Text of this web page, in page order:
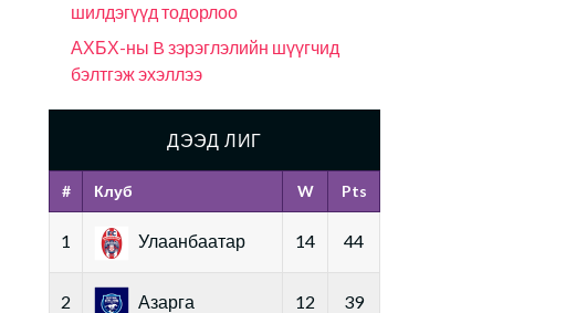
шилдэгүүд тодорлоо
АХБХ-ны B зэрэглэлийн шүүгчид
бэлтгэж эхэллээ
ДЭЭД ЛИГ
# Клуб W Pts
1 Улаанбаатар 14 44
2 Азарга 12 39